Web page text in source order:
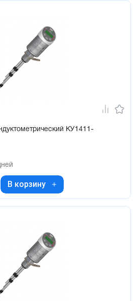
КУ1411-
В корзину